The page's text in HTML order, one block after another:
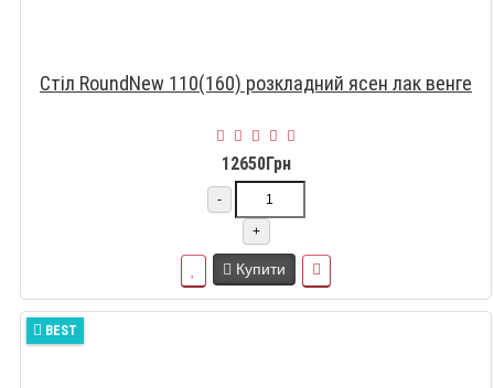
Стіл RoundNew 110(160) розкладний ясен лак венге
12650Грн
-
+
Купити
BEST